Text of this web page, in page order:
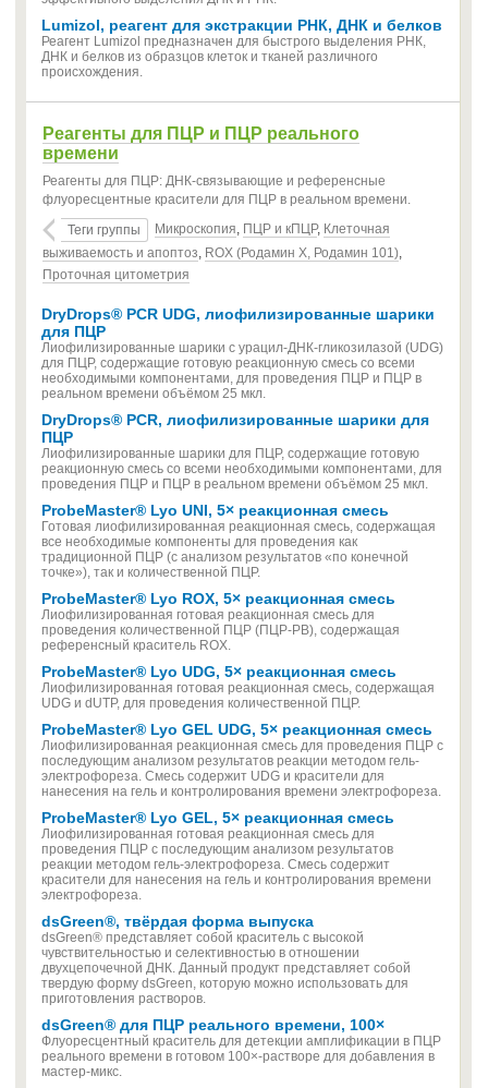
Lumizol, реагент для экстракции РНК, ДНК и белков
Реагент Lumizol предназначен для быстрого выделения РНК,
ДНК и белков из образцов клеток и тканей различного
происхождения.
Реагенты для ПЦР и ПЦР реального
времени
Реагенты для ПЦР: ДНК-связывающие и референсные
флуоресцентные красители для ПЦР в реальном времени.
Теги группы
Микроскопия, ПЦР и кПЦР, Клеточная
выживаемость и апоптоз, ROX (Родамин X, Родамин 101),
Проточная цитометрия
DryDrops® PCR UDG, лиофилизированные шарики
для ПЦР
Лиофилизированные шарики с урацил-ДНК-гликозилазой (UDG)
для ПЦР, содержащие готовую реакционную смесь со всеми
необходимыми компонентами, для проведения ПЦР и ПЦР в
реальном времени объёмом 25 мкл.
DryDrops® PCR, лиофилизированные шарики для
ПЦР
Лиофилизированные шарики для ПЦР, содержащие готовую
реакционную смесь со всеми необходимыми компонентами, для
проведения ПЦР и ПЦР в реальном времени объёмом 25 мкл.
ProbeMaster® Lyo UNI, 5× реакционная смесь
Готовая лиофилизированная реакционная смесь, содержащая
все необходимые компоненты для проведения как
традиционной ПЦР (с анализом результатов «по конечной
точке»), так и количественной ПЦР.
ProbeMaster® Lyo ROX, 5× реакционная смесь
Лиофилизированная готовая реакционная смесь для
проведения количественной ПЦР (ПЦР-РВ), содержащая
референсный краситель ROX.
ProbeMaster® Lyo UDG, 5× реакционная смесь
Лиофилизированная готовая реакционная смесь, содержащая
UDG и dUTP, для проведения количественной ПЦР.
ProbeMaster® Lyo GEL UDG, 5× реакционная смесь
Лиофилизированная реакционная смесь для проведения ПЦР с
последующим анализом результатов реакции методом гель-
электрофореза. Смесь содержит UDG и красители для
нанесения на гель и контролирования времени электрофореза.
ProbeMaster® Lyo GEL, 5× реакционная смесь
Лиофилизированная готовая реакционная смесь для
проведения ПЦР с последующим анализом результатов
реакции методом гель-электрофореза. Смесь содержит
красители для нанесения на гель и контролирования времени
электрофореза.
dsGreen®, твёрдая форма выпуска
dsGreen® представляет собой краситель с высокой
чувствительностью и селективностью в отношении
двухцепочечной ДНК. Данный продукт представляет собой
твердую форму dsGreen, которую можно использовать для
приготовления растворов.
dsGreen® для ПЦР реального времени, 100×
Флуоресцентный краситель для детекции амплификации в ПЦР
реального времени в готовом 100×-растворе для добавления в
мастер-микс.